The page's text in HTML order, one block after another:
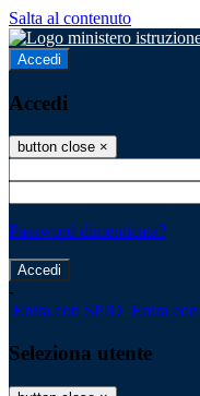
Salta al contenuto
Accedi
Accedi
button close ×
Password dimenticata?
-
Entra con SPID Entra
Seleziona utente